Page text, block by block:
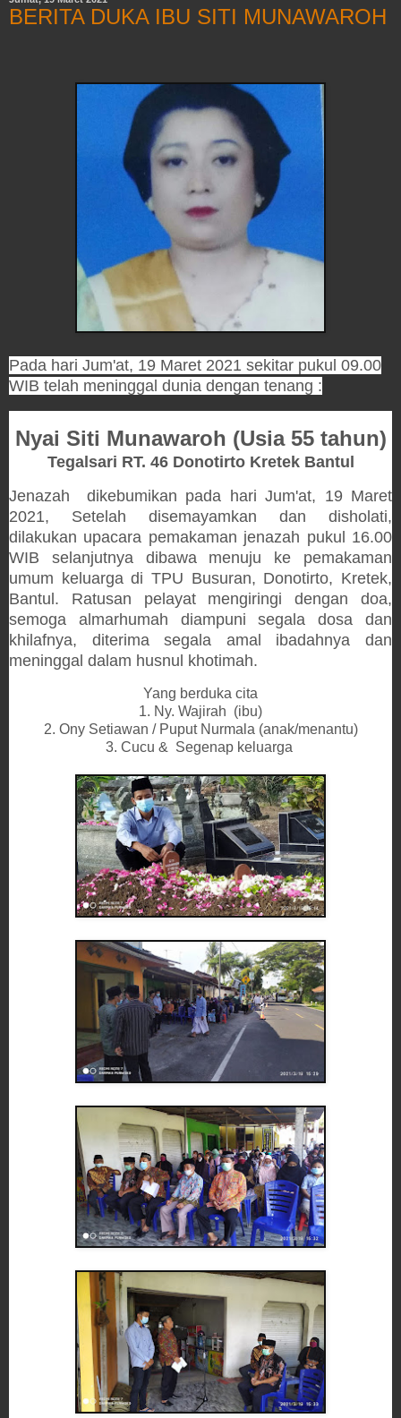
BERITA DUKA IBU SITI MUNAWAROH
Pada hari Jum'at, 19 Maret 2021 sekitar pukul 09.00
WIB telah meninggal dunia dengan tenang :
Nyai Siti Munawaroh (Usia 55 tahun)
Tegalsari RT. 46 Donotirto Kretek Bantul
Jenazah dikebumikan pada hari Jum'at, 19 Maret
2021, Setelah disemayamkan dan disholati,
dilakukan upacara pemakaman jenazah pukul 16.00
WIB selanjutnya dibawa menuju ke pemakaman
umum keluarga di TPU Busuran, Donotirto, Kretek,
Bantul. Ratusan pelayat mengiringi dengan doa,
semoga almarhumah diampuni segala dosa dan
khilafnya, diterima segala amal ibadahnya dan
meninggal dalam husnul khotimah.
Yang berduka cita
1. Ny. Wajirah (ibu)
2. Ony Setiawan / Puput Nurmala (anak/menantu)
3. Cucu & Segenap keluarga